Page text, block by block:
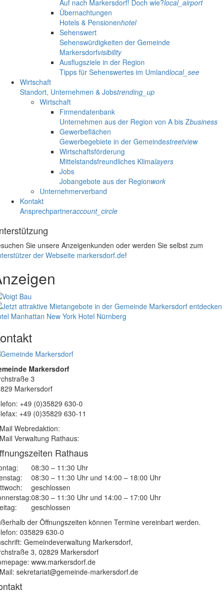
Auf nach Markersdorf! Doch wie?local_airport
Übernachtungen
Hotels & Pensionenhotel
Sehenswert
Sehenswürdigkeiten der Gemeinde
Markersdorfvisibility
Ausflugsziele in der Region
Tipps für Sehenswertes im Umlandlocal_see
Wirtschaft
Standort, Unternehmen & Jobstrending_up
Wirtschaft
Firmendatenbank
Unternehmen aus der Region von A bis Zbusiness
Gewerbeflächen
Gewerbegebiete in der Gemeindestreetview
Wirtschaftsförderung
Mittelstandsfreundliches Klimalayers
Jobs
Jobangebote aus der Regionwork
Unternehmerverband
Kontakt
Ansprechpartneraccount_circle
Sie unsere Anzeigenkunden oder werden Sie selbst zum
der Webseite markersdorf.de!
Manhattan New York Hotel Nürnberg
Markersdorf
3
Markersdorf
+49 (0)35829 630-0
+49 (0)35829 630-11
Webredaktion:
Verwaltung Rathaus:
Rathaus
08:30 – 11:30 Uhr
08:30 – 11:30 Uhr und 14:00 – 18:00 Uhr
geschlossen
08:30 – 11:30 Uhr und 14:00 – 17:00 Uhr
geschlossen
der Öffnungszeiten können Termine vereinbart werden.
035829 630-0
Gemeindeverwaltung Markersdorf,
3, 02829 Markersdorf
www.markersdorf.de
sekretariat@gemeinde-markersdorf.de